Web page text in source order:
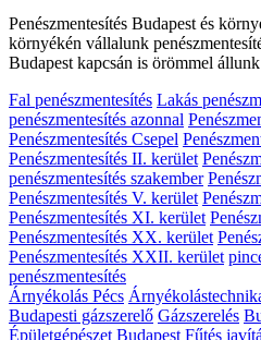
Penészmentesítés Budapest és
környékén vállalunk
Budapest kapcsán is örömmel
Fal penészmentesítés Lakás
penészmentesítés azonnal
Penészmentesítés Csepel
Penészmentesítés II. kerület
penészmentesítés szakember
Penészmentesítés V. kerület
Penészmentesítés XI. kerület
Penészmentesítés XX. kerület
Penészmentesítés XXII. kerület
penészmentesítés
Árnyékolás Pécs
Budapesti gázszerelő Gázszerelés
Épületgépészet Budapest Fűtés